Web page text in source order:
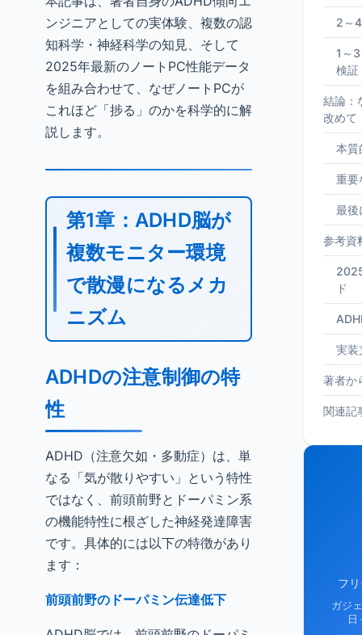
ンジニアとしての実体験、複数の認
知科学・神経科学の知見、そして
2025年最新のノートPC性能データ
を組み合わせて、なぜノートPCが
これほど「捗る」のかを科学的に解
説します。
第1章：ADHD脳が
複数モニター環境
で散漫になるメカ
ニズム
ADHDの注意制御の特
性
ADHD（注意欠如・多動症）は、単
なる「気が散りやすい」という特性
ではなく、前頭前野とドーパミン系
の機能特性に根ざした神経発達障害
です。具体的には以下の特徴があり
ます：
前頭前野のドーパミン伝達低下
2～
1～
検証
結論：
改めて
本質
重要
最後
参考資
ド
実装
著者か
関連記
フ
ガジ
日